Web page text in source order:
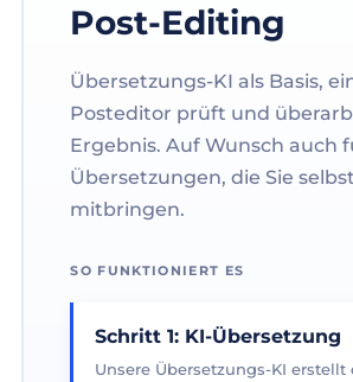
Post-Editing
Übersetzungs-KI als Basis,
Posteditor prüft und
Ergebnis. Auf Wunsch auch
Übersetzungen, die Sie selbst
mitbringen.
SO FUNKTIONIERT ES
Schritt 1: KI-Übersetzung
Unsere Übersetzungs-KI erstellt